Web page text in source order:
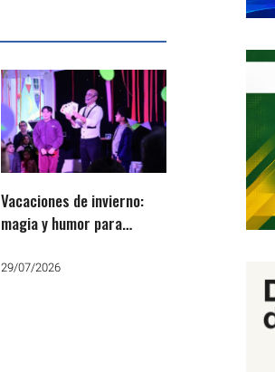
Vacaciones de invierno:
magia y humor para
29/07/2026